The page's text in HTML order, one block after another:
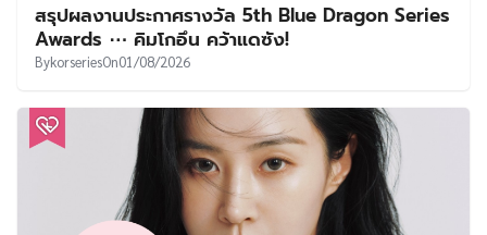
สรุปผลงานประกาศรางวัล 5th Blue Dragon Series
Awards ⋯ คิมโกอึน คว้าแดซัง!
BykorseriesOn01/08/2026